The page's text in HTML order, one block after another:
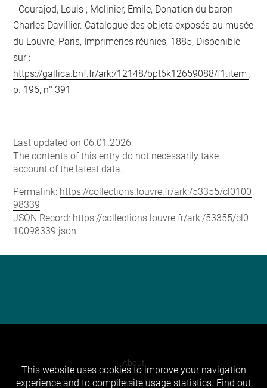
Courajod, Louis ; Molinier, Emile, Donation du baron
Charles Davillier. Catalogue des objets exposés au musée
du Louvre, Paris, Imprimeries réunies, 1885, Disponible
sur :
https://gallica.bnf.fr/ark:/12148/bpt6k12659088/f1.item ,
p. 196, n° 391
Last updated on 06.01.2026
The contents of this entry do not necessarily take
account of the latest data.
Permalink: https://collections.louvre.fr/ark:/53355/cl0100
98339
JSON Record: https://collections.louvre.fr/ark:/53355/cl0
10098339.json
About
Contact Us
This website uses cookies to improve your navigation
experience and to compile site usage statistics. Find out